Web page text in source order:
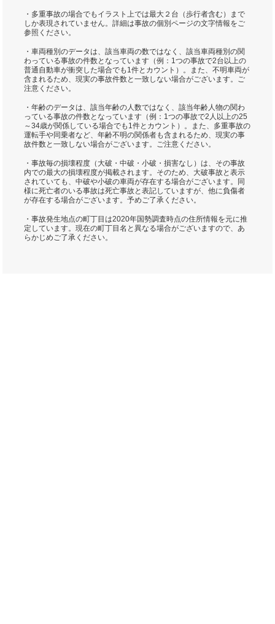
・多重事故の場合でもイラスト上では最大２台（歩行者含む）まで
しか表現されていません。詳細は事故の個別ページの文字情報をご
参照ください。
・車両種別のデータは、該当車両の数ではなく、該当車両種別の関
わっている事故の件数となっています（例：1つの事故で2台以上の
普通自動車が衝突した場合でも1件とカウント）。また、不明車両が
含まれるため、現実の事故件数と一致しない場合がございます。ご
注意ください。
・年齢のデータは、該当年齢の人数ではなく、該当年齢人物の関わ
っている事故の件数となっています（例：1つの事故で2人以上の25
～34歳が関係している場合でも1件とカウント）。また、多重事故の
運転手や同乗者など、年齢不明の関係者も含まれるため、現実の事
故件数と一致しない場合がございます。ご注意ください。
・事故毎の損壊程度（大破・中破・小破・損害なし）は、その事故
内での最大の損壊程度が掲載されます。そのため、大破事故と表示
されていても、中破や小破の車両が存在する場合がございます。同
様に死亡者のいる事故は死亡事故と表記していますが、他に負傷者
が存在する場合がございます。予めご了承ください。
・事故発生地点の町丁目は2020年国勢調査時点の住所情報を元に推
定しています。現在の町丁目名と異なる場合がございますので、あ
らかじめご了承ください。